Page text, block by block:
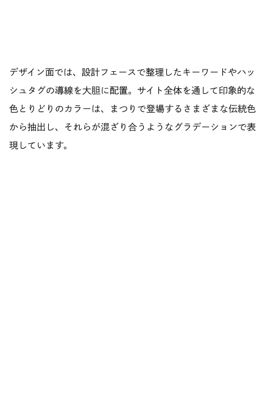
デザイン面では、設計フェースで整理したキーワードやハッ
シュタグの導線を大胆に配置。サイト全体を通して印象的な
色とりどりのカラーは、まつりで登場するさまざまな伝統色
から抽出し、それらが混ざり合うようなグラデーションで表
現しています。